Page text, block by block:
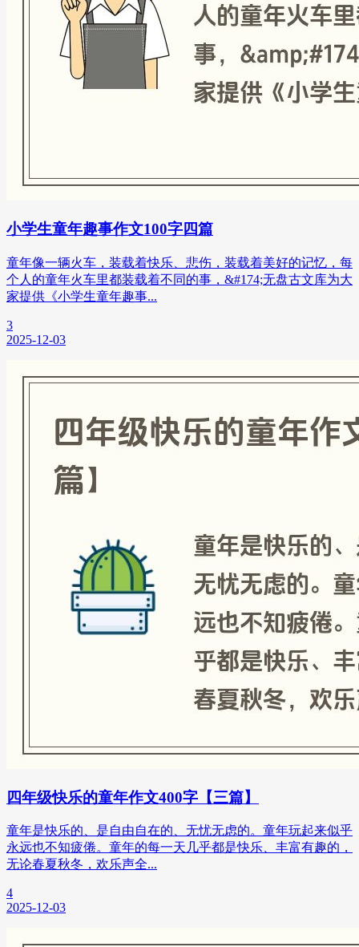
小学生童年趣事作文100字四篇
童年像一辆火车，装载着快乐、悲伤，装载着美好的记忆，每
个人的童年火车里都装载着不同的事，&#174;无盘古文库为大
家提供《小学生童年趣事...
3
2025-12-03
四年级快乐的童年作文400字【三篇】
童年是快乐的、是自由自在的、无忧无虑的。童年玩起来似乎
永远也不知疲倦。童年的每一天几乎都是快乐、丰富有趣的，
无论春夏秋冬，欢乐声全...
4
2025-12-03